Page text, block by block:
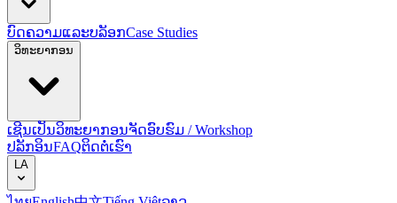
ບົດຄວາມແລະບລັອກCase Studies
ວິທະຍາກອນ
ເຊີນເປັນວິທະຍາກອນຈັດອົບຮົມ / Workshop
ປລັກອິນFAQຕິດຕໍ່ເຮົາ
LA